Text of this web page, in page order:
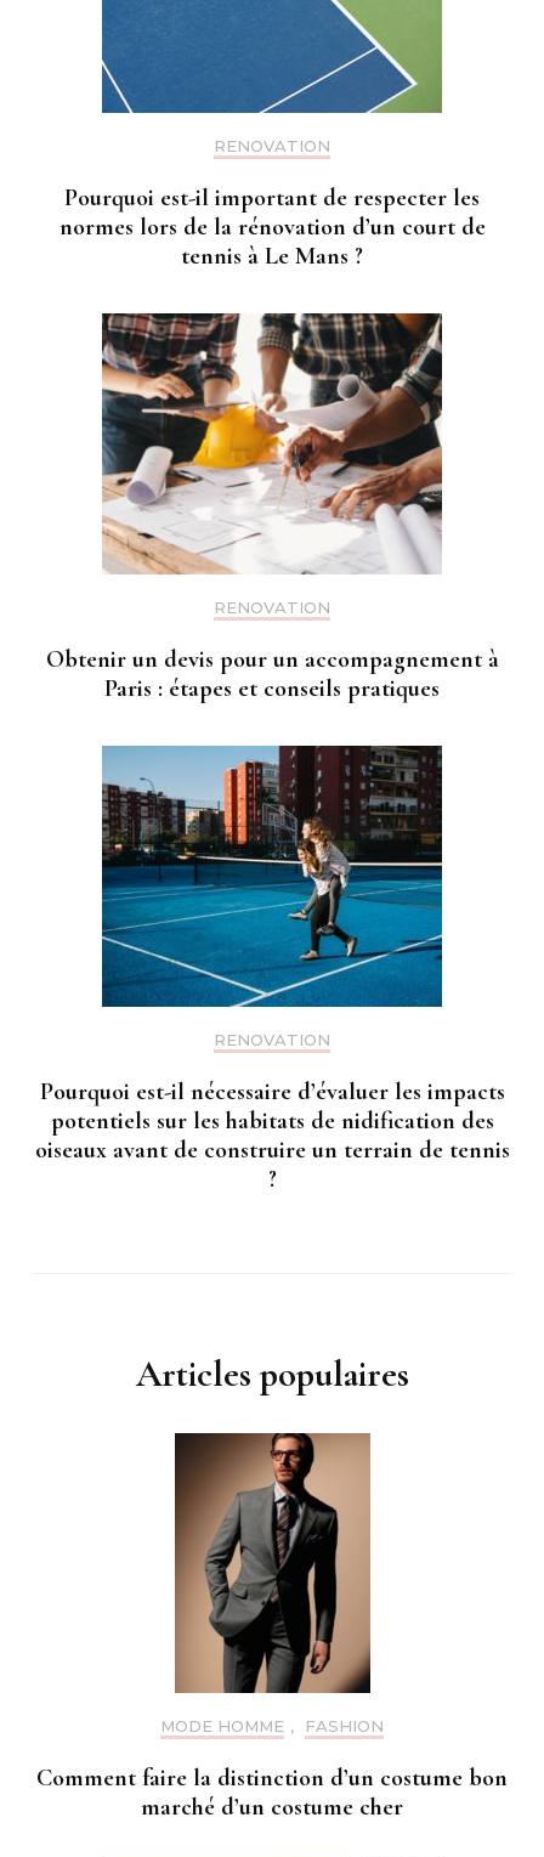
RENOVATION
Pourquoi est-il important de respecter les
normes lors de la rénovation d’un court de
tennis à Le Mans ?
RENOVATION
Obtenir un devis pour un accompagnement à
Paris : étapes et conseils pratiques
RENOVATION
Pourquoi est-il nécessaire d’évaluer les impacts
potentiels sur les habitats de nidification des
oiseaux avant de construire un terrain de tennis
?
Articles populaires
MODE HOMME , FASHION
Comment faire la distinction d’un costume bon
marché d’un costume cher